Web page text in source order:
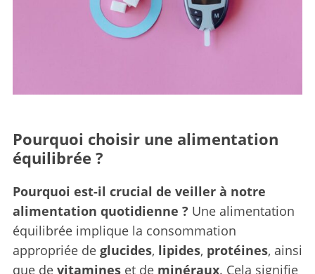
Pourquoi choisir une alimentation
équilibrée ?
Pourquoi est-il crucial de veiller à notre
alimentation quotidienne ? Une alimentation
équilibrée implique la consommation
appropriée de glucides, lipides, protéines, ainsi
que de vitamineset de minéraux. Cela signifie